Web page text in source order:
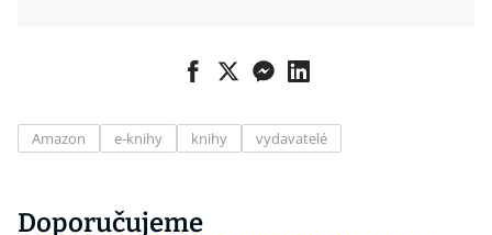
Amazon e-knihy knihy vydavatelé
Doporučujeme